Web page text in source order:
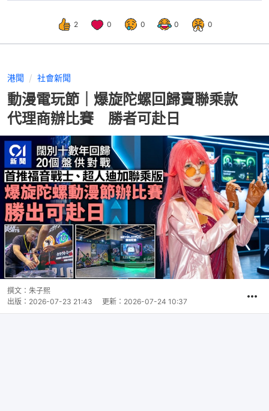
2 0 0 0 0
港聞 社會新聞
動漫電玩節｜爆旋陀螺回歸賣聯乘款
代理商辦比賽 勝者可赴日
撰文： 朱子熙
出版： 2026-07-23 21:43 更新： 2026-07-24 10:37